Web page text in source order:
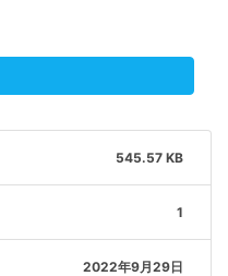
545.57 KB
1
2022年9月29日